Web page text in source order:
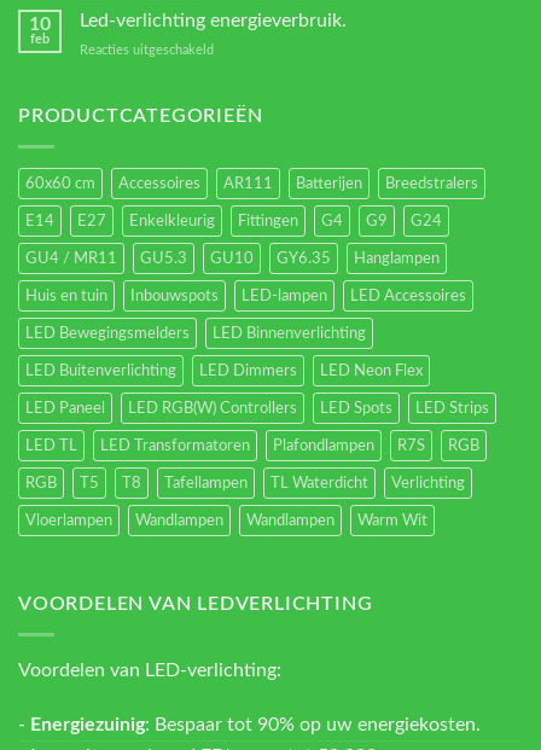
led
10
feb
Led-verlichting energieverbruik.
Reacties uitgeschakeld
energieverbruik.
PRODUCTCATEGORIEËN
60x60 cm Accessoires AR111 Batterijen Breedstralers
E14 E27 Enkelkleurig Fittingen G4 G9 G24
GU4 / MR11 GU5.3 GU10 GY6.35 Hanglampen
Huis en tuin Inbouwspots LED-lampen LED Accessoires
LED Bewegingsmelders LED Binnenverlichting
LED Buitenverlichting LED Dimmers LED Neon Flex
LED Paneel LED RGB(W) Controllers LED Spots LED Strips
LED TL LED Transformatoren Plafondlampen R7S RGB
RGB T5 T8 Tafellampen TL Waterdicht Verlichting
Vloerlampen Wandlampen Wandlampen Warm Wit
VOORDELEN VAN LEDVERLICHTING
Voordelen van LED-verlichting:
- Energiezuinig: Bespaar tot 90% op uw energiekosten.